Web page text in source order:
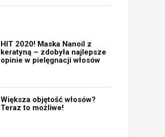
HIT 2020! Maska Nanoil z
keratyną – zdobyła najlepsze
opinie w pielęgnacji włosów
Większa objętość włosów?
Teraz to możliwe!